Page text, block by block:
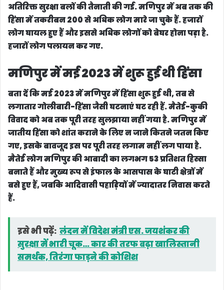
अतिरिक्त सुरक्षा बलों की तैनाती की गई. मणिपुर में अब तक की
हिंसा में तकरीबन 200 से अधिक लोग मारे जा चुके हैं. हजारों
लोग घायल हुए हैं और इससे अधिक लोगों को बेघर होना पड़ा है.
हजारों लोग पलायन कर गए.
मणिपुर में मई 2023 में शुरू हुई थी हिंसा
बता दें कि मई 2023 में मणिपुर में हिंसा शुरू हुई थी, तब से
लगातार गोलीबारी-हिंसा जैसी घटनाएं घट रही हैं. मैतेई-कुकी
विवाद को अब तक पूरी तरह सुलझाया नहीं गया है. मणिपुर में
जातीय हिंसा को शांत कराने के लिए न जाने कितने जतन किए
गए, इसके बावजूद इस पर पूरी तरह लगाम नहीं लग पाया है.
मैतेई लोग मणिपुर की आबादी का लगभग 53 प्रतिशत हिस्सा
बनाते हैं और मुख्य रूप से इंफाल के आसपास के घाटी क्षेत्रों में
बसे हुए हैं, जबकि आदिवासी पहाड़ियों में ज्यादातर निवास करते
हैं.
इसे भी पढ़ें: लंदन में विदेश मंत्री एस. जयशंकर की
सुरक्षा में भारी चूक… कार की तरफ बढ़ा खालिस्तानी
समर्थक, तिरंगा फाड़ने की कोशिश